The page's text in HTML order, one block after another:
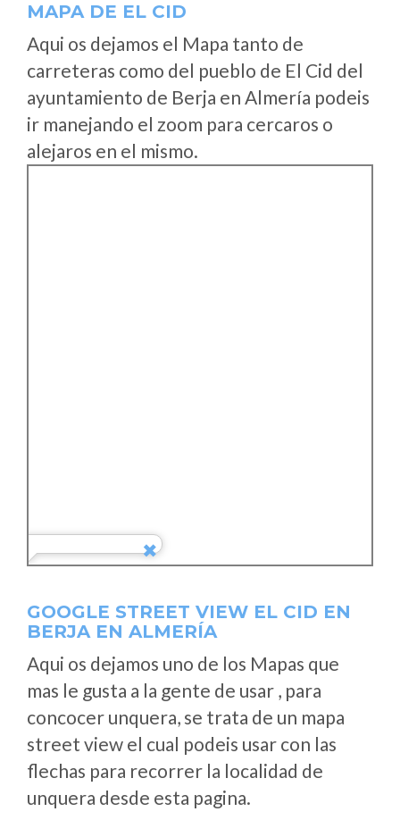
MAPA DE EL CID
Aqui os dejamos el Mapa tanto de
carreteras como del pueblo de El Cid del
ayuntamiento de Berja en Almería podeis
ir manejando el zoom para cercaros o
alejaros en el mismo.
GOOGLE STREET VIEW EL CID EN
BERJA EN ALMERÍA
Aqui os dejamos uno de los Mapas que
mas le gusta a la gente de usar , para
concocer unquera, se trata de un mapa
street view el cual podeis usar con las
flechas para recorrer la localidad de
unquera desde esta pagina.